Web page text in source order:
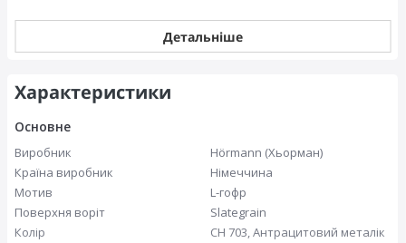
Детальніше
Характеристики
Основне
Виробник
Hörmann (Хьорман)
Країна виробник
Німеччина
Мотив
L-гофр
Поверхня воріт
Slategrain
Колір
CH 703, Антрацитовий металік